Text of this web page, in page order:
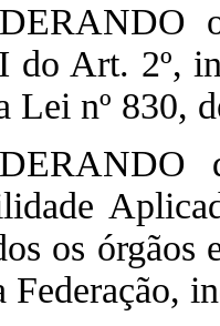
do Art. 2º,
Lei nº 830,
os órgãos
Federação,